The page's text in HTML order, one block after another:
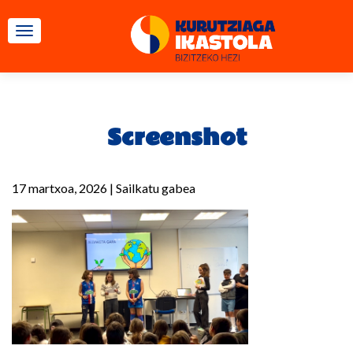
TOGGLE NAVIGATION
Screenshot
17 martxoa, 2026 | Sailkatu gabea